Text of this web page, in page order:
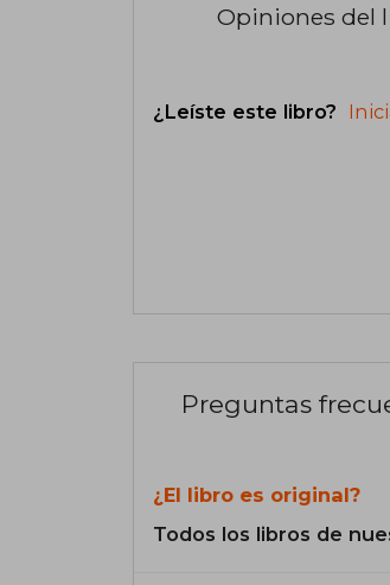
Opiniones del
¿Leíste este libro?
Preguntas
¿El libro es original?
Todos los libros de